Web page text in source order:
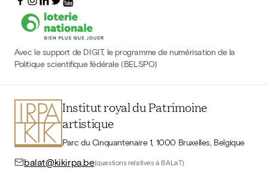
Avec le support de DIGIT, le programme de numérisation de la
Politique scientifique fédérale (BELSPO)
Institut royal du Patrimoine
artistique
Parc du Cinquantenaire 1, 1000 Bruxelles, Belgique
balat@kikirpa.be(questions relatives à BALaT)